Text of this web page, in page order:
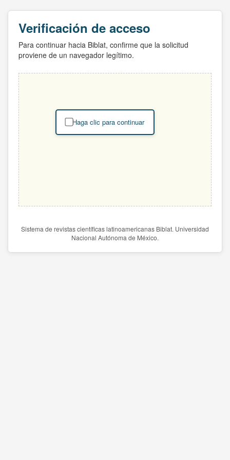
Verificación de acceso
Para continuar hacia Biblat, confirme que la solicitud
proviene de un navegador legítimo.
Haga clic para continuar
Sistema de revistas científicas latinoamericanas Biblat. Universidad
Nacional Autónoma de México.